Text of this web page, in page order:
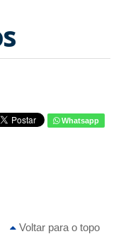
Whatsapp
Voltar para o topo